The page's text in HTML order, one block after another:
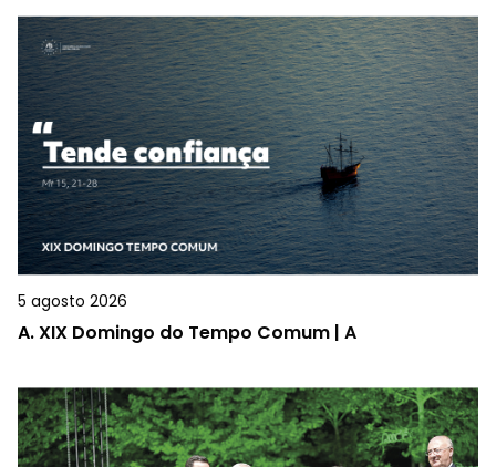
5 agosto 2026
A.XIX Domingo do Tempo Comum | A